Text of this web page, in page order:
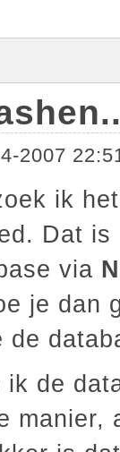
2007
ik
Dat
via
je dan
de
ik de
manier,